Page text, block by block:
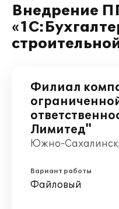
Внедрение
Филиал
Лимитед"
Южно-
Вариант работы
Файловый